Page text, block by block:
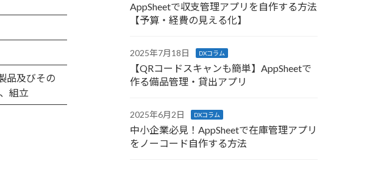
品及びその
組立
AppSheetで収支管理アプリを自作する方法
【予算・経費の見える化】
2025年7月18日 DXコラム
【QRコードスキャンも簡単】AppSheetで
作る備品管理・貸出アプリ
2025年6月2日 DXコラム
中小企業必見！AppSheetで在庫管理アプリ
をノーコード自作する方法